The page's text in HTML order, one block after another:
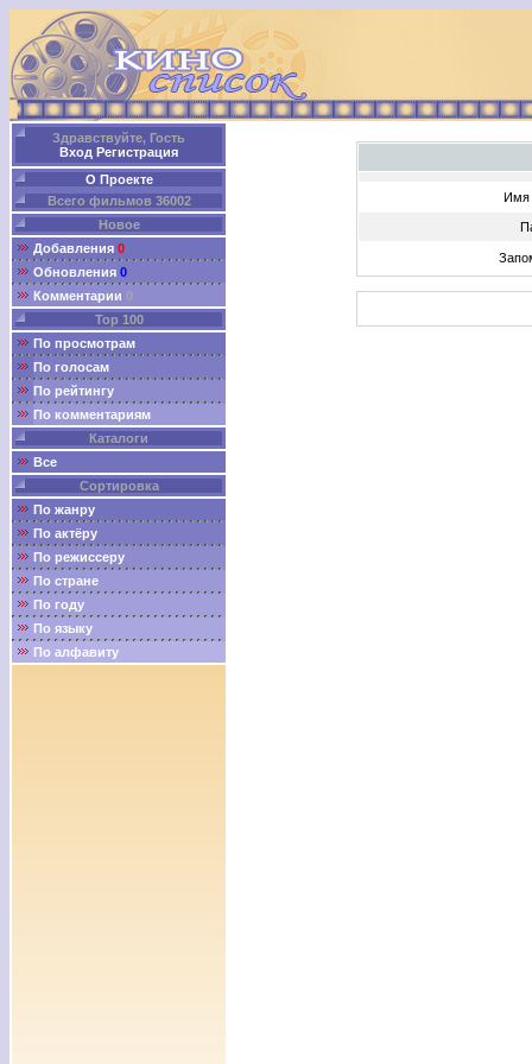
Здравствуйте, Гость
Вход Регистрация
О Проекте
Всего фильмов 36002
Новое
Добавления 0
Обновления 0
Комментарии 0
Top 100
По просмотрам
По голосам
По рейтингу
По комментариям
Каталоги
Все
Сортировка
По жанру
По актёру
По режиссеру
По стране
По году
По языку
По алфавиту
Имя